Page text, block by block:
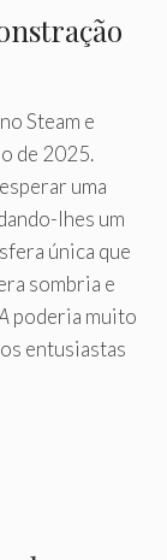
Steam e
de 2025.
uma
lhes um
única que
sombria e
poderia muito
entusiastas